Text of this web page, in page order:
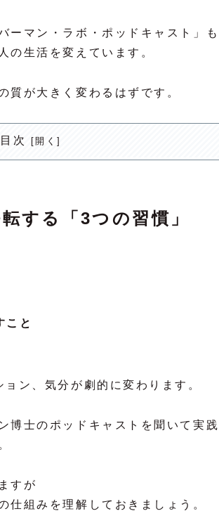
マン・ラボ・ポッドキャスト」も
の生活を変えています。
質が大きく変わるはずです。
目次
する「3つの習慣」
こと
ン、気分が劇的に変わります。
博士のポッドキャストを聞いて実
すが
仕組みを理解しておきましょう。